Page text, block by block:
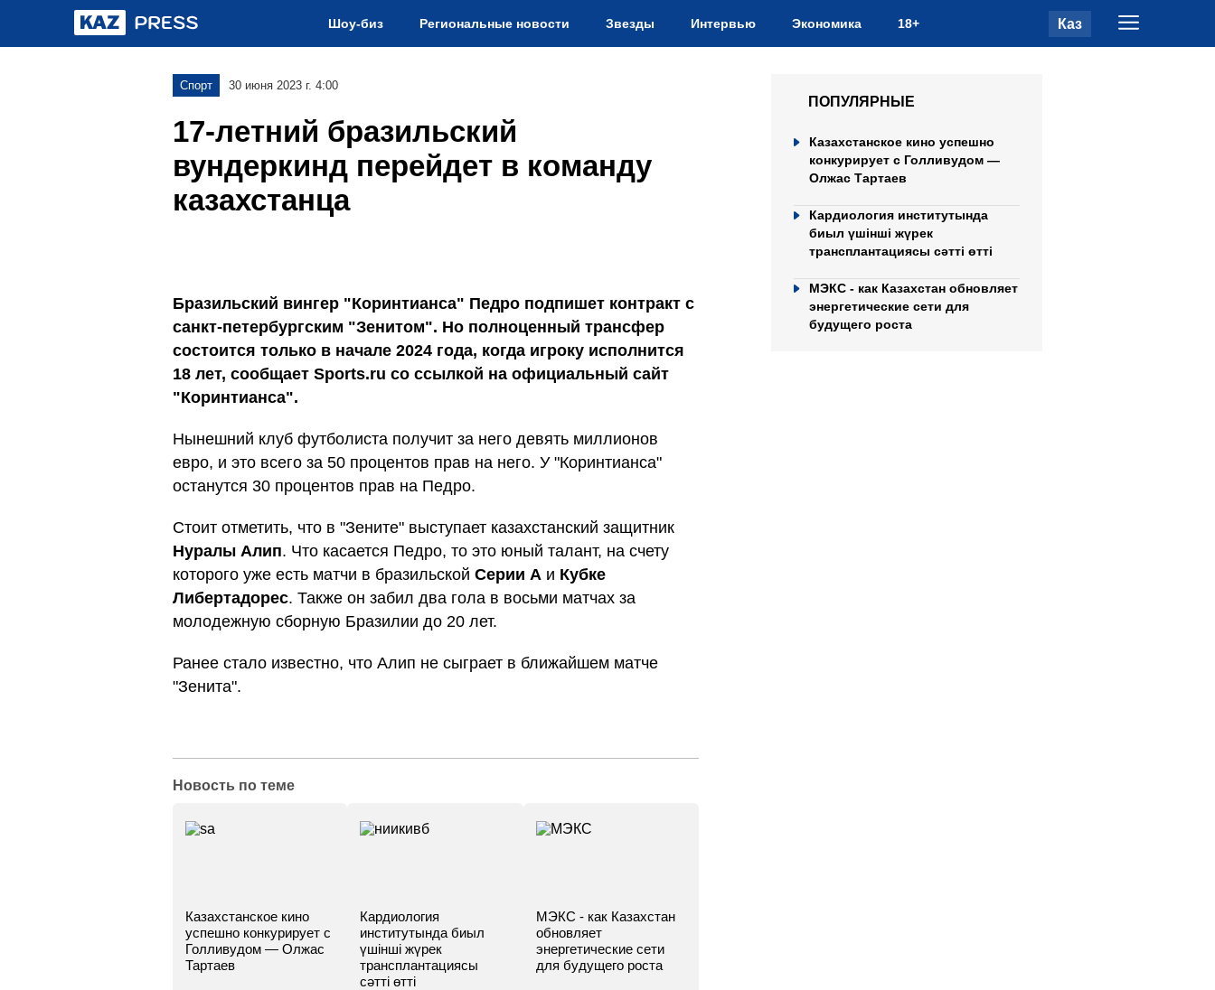
Шоу-биз Региональные новости Звезды Интервью Экономика 18+ Каз
Спорт 30 июня 2023 г. 4:00
17-летний бразильский
вундеркинд перейдет в команду
казахстанца
Бразильский вингер "Коринтианса" Педро подпишет контракт с
санкт-петербургским "Зенитом". Но полноценный трансфер
состоится только в начале 2024 года, когда игроку исполнится
18 лет, сообщает Sports.ru со ссылкой на официальный сайт
"Коринтианса".
Нынешний клуб футболиста получит за него девять миллионов
евро, и это всего за 50 процентов прав на него. У "Коринтианса"
останутся 30 процентов прав на Педро.
Стоит отметить, что в "Зените" выступает казахстанский защитник
Нуралы Алип. Что касается Педро, то это юный талант, на счету
которого уже есть матчи в бразильской Серии А и Кубке
Либертадорес. Также он забил два гола в восьми матчах за
молодежную сборную Бразилии до 20 лет.
Ранее стало известно, что Алип не сыграет в ближайшем матче
"Зенита".
Новость по теме
Казахстанское кино
успешно конкурирует с
Голливудом — Олжас
Тартаев
Кардиология
институтында биыл
үшінші жүрек
трансплантациясы
сәтті өтті
МЭКС - как Казахстан
обновляет
энергетические сети
для будущего роста
ПОПУЛЯРНЫЕ
Казахстанское кино успешно
конкурирует с Голливудом —
Олжас Тартаев
Кардиология институтында
биыл үшінші жүрек
трансплантациясы сәтті өтті
МЭКС - как Казахстан обновляет
энергетические сети для
будущего роста